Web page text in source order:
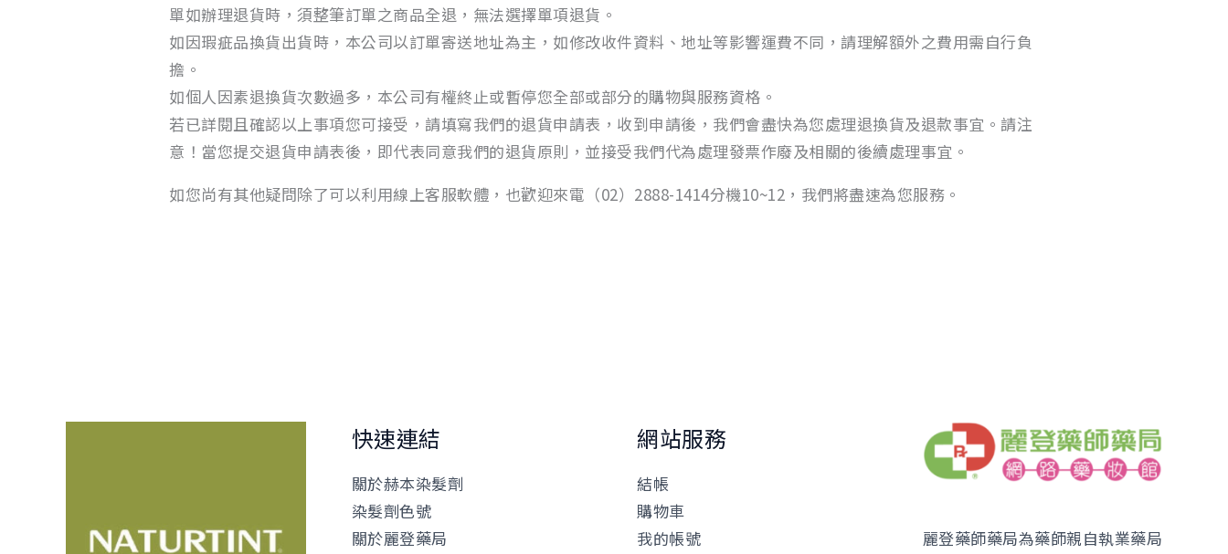
單如辦理退貨時，須整筆訂單之商品全退，無法選擇單項退貨。
如因瑕疵品換貨出貨時，本公司以訂單寄送地址為主，如修改收件資料、地址等影響運費不同，請理解額外之費用需自行負
擔。
如個人因素退換貨次數過多，本公司有權終止或暫停您全部或部分的購物與服務資格。
若已詳閱且確認以上事項您可接受，請填寫我們的退貨申請表，收到申請後，我們會盡快為您處理退換貨及退款事宜。請注
意！當您提交退貨申請表後，即代表同意我們的退貨原則，並接受我們代為處理發票作廢及相關的後續處理事宜。
如您尚有其他疑問除了可以利用線上客服軟體，也歡迎來電（02）2888-1414分機10~12，我們將盡速為您服務。
快速連結
關於赫本染髮劑
染髮劑色號
關於麗登藥局
網站服務
結帳
購物車
我的帳號
麗登藥師藥局為藥師親自執業藥局